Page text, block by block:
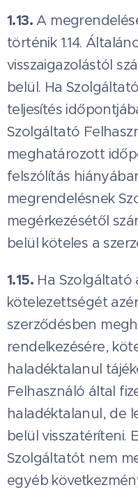
1.13. A
történik 1.14.
visszaigazolástól
belül. Ha
teljesítés
Szolgáltató
meghatározott
felszólítás
megrendelésnek
megérkezésétől
belül köteles a
1.15. Ha Szolgáltató
kötelezettségét
szerződésben
rendelkezésére,
haladéktalanul
Felhasználó által
haladéktalanul, de
belül visszatéríteni.
Szolgáltatót nem
egyéb